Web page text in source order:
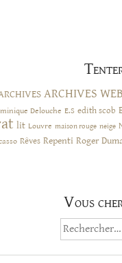
ARCHIVES WEB
Delouche E.S edith scob
lit Louvre maison rouge neige
Rêves Repenti Roger
Vous
Rechercher :